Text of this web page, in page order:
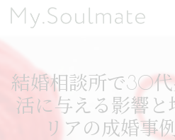
結婚相談所で30
活に与える影響
リアの成婚事